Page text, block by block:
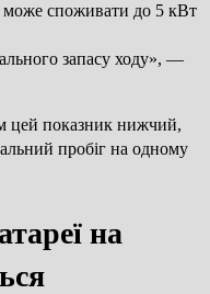
може споживати до 5 кВт
запасу ходу», —
цей показник нижчий,
пробіг на одному
на